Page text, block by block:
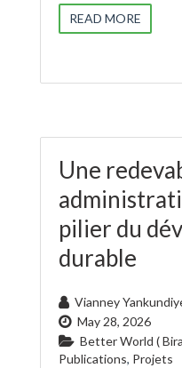
READ MORE
Une
pilier du
durable
Vianney
May 28, 2026
Better World (
Publications, Projets